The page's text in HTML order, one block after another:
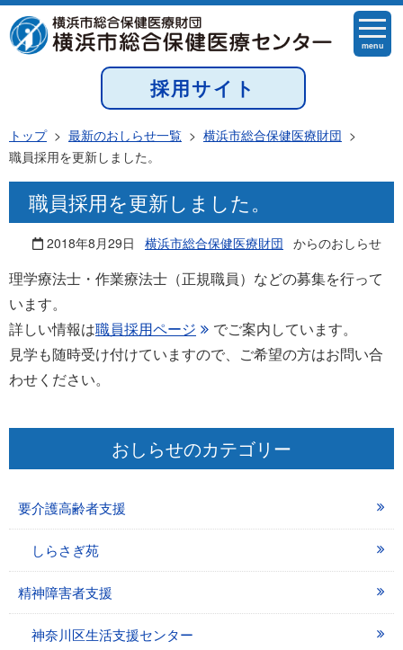
menu
採用サイト
トップ> 最新のおしらせ一覧 > 横浜市総合保健医療財団 >
職員採用を更新しました。
職員採用を更新しました。
2018年8月29日 横浜市総合保健医療財団 からのおしらせ
理学療法士・作業療法士（正規職員）などの募集を行って
います。
詳しい情報は職員採用ページ
でご案内しています。
見学も随時受け付けていますので、ご希望の方はお問い合
わせください。
おしらせのカテゴリー
要介護高齢者支援
しらさぎ苑
精神障害者支援
神奈川区生活支援センター